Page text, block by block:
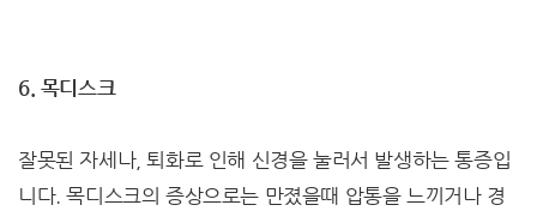
6. 목디스크
잘못된 자세나, 퇴화로 인해 신경을 눌러서 발생하는 통증입
니다. 목디스크의 증상으로는 만졌을때 압통을 느끼거나 경